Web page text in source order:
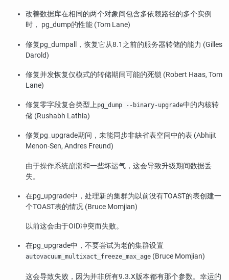
改善数据库在相同的两个对象间包含多依赖路径的多个实例
时， pg_dump的性能 (Tom Lane)
修复pg_dumpall
，恢复它从8.1之前的服务器转储的能力 (Gilles
Darold)
修复并发恢复仅模式的转储期间可能的死锁 (Robert Haas, Tom
Lane)
修复零字段复合类型上pg_dump --binary-upgrade中的内核转
储 (Rushabh Lathia)
修复pg_upgrade期间，未能同步非缺省表空间中的表 (Abhijit
Menon-Sen, Andres Freund)
由于操作系统崩溃和一些坏运气，这会导致升级期间数据丢
失。
在pg_upgrade中，处理新的集群为以前没有TOAST的表创建一
个TOAST表的情况 (Bruce Momjian)
以前这会由于OID冲突而失败。
在pg_upgrade中，不要尝试为老的集群设置
autovacuum_multixact_freeze_max_age (Bruce Momjian)
这会导致失败，因为并非所有9.3.X版本都有那个参数。幸运的